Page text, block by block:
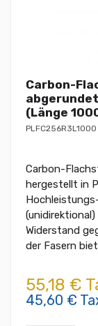
Carbon-
(Länge
PLFC256R3L1000
Carbon-
hergestellt in
Widerstand
der Fasern
55,18 €
45,60 €